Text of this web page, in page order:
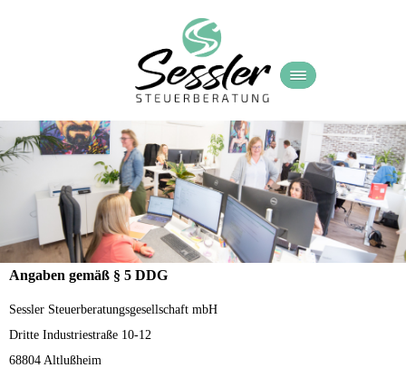
Angaben gemäß § 5 DDG
Sessler Steuerberatungsgesellschaft mbH
Dritte Industriestraße 10-12
68804 Altlußheim